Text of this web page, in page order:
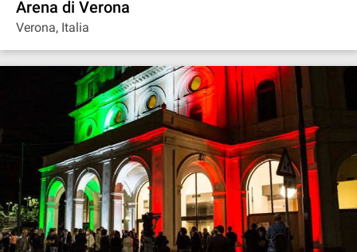
Arena di Verona
Verona, Italia